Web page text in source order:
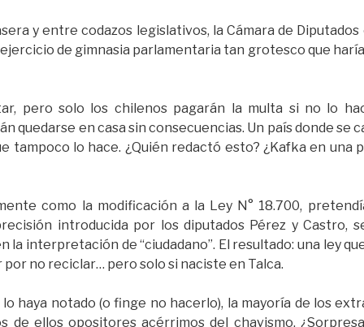
y entre codazos legislativos, la Cámara de
de gimnasia parlamentaria tan grotesco que
pero solo los chilenos pagarán la multa si no lo
quedarse en casa sin consecuencias. Un país donde se
tampoco lo hace. ¿Quién redactó esto? ¿Kafka en una
como la modificación a la Ley N° 18.700,
introducida por los diputados Pérez y Castro,
la interpretación de “ciudadano”. El resultado: una ley
no reciclar… pero solo si naciste en Talca.
lo haya notado (o finge no hacerlo), la mayoría de los
de ellos opositores acérrimos del chavismo.